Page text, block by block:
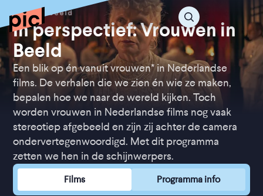
In perspectief: Vrouwen in
Beeld
Een blik op én vanuit vrouwen* in Nederlandse
films. De verhalen die we zien én wie ze maken,
bepalen hoe we naar de wereld kijken. Toch
worden vrouwen in Nederlandse films nog vaak
stereotiep afgebeeld en zijn zij achter de camera
ondervertegenwoordigd. Met dit programma
zetten we hen in de schijnwerpers.
Films Programma info